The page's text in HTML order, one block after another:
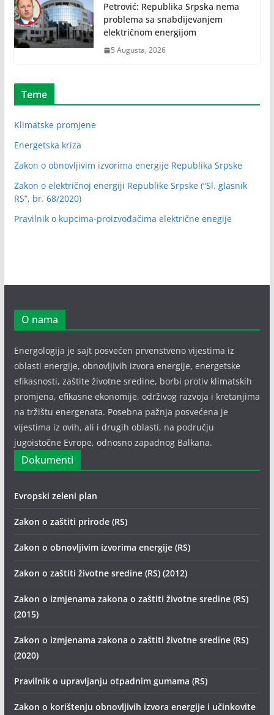
Petrović: Republika Srpska nema
problema sa snabdijevanjem
električnom energijom
5 Augusta, 2026
Teme
Klimatske promjene
Energetska kriza
Zakon o obnovljivim izvorima energije Republika Srpske
Zakon o električnoj energiji Republike Srpske (“Sl. glasnik
RS”, br. 68/2020)
Pravilnik o kupcima-proizvođačima električne enegije
O nama
Energologija je sajt posvećen prvenstveno vijestima iz
oblasti energije, obnovljivih izvora energije, energetske
efikasnosti, zaštite životne sredine, borbi protiv klimatskih
promjena, efikasne ekonomije, održivog razvoja i kretanjima
na tržištu energenata. Posebna pažnja posvećena je
vijestima iz ovih, ali i drugih oblasti, na području
jugoistočne Evrope, odnosno zapadnog Balkana.
Dokumenti
Evropski zeleni plan
Zakon o zaštiti prirode (RS)
Zakon o obnovljivim izvorima energije (RS)
Zakon o zaštiti životne sredine (RS) (2012)
Zakon o izmjenama zakona o zaštiti životne sredine (RS)
(2015)
Zakon o izmjenama zakona o zaštiti životne sredine (RS)
(2020)
Pravilnik o upravljanju otpadnim gumama (RS)
Zakon o korištenju obnovljivih izvora energije i učinkovite